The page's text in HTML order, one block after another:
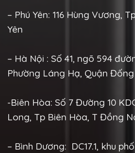
– Phú Yên: 116 Hùng Vương,
Yên
– Hà Nội : Số 41, ngõ 594
Phường Láng Hạ, Quận
-Biên Hòa: Số 7 Đường 10
Long, Tp Biên Hòa, T Đồng
– Bình Dương: DC17.1, khu